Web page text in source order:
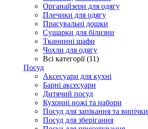
Органайзери для одягу
Плечики для одягу
Прасувальні дошки
Сушарки для білизни
Тканинні шафи
Чохли для одягу
Всі категорії (11)
Посуд
Аксесуари для кухні
Барні аксесуари
Дитячий посуд
Кухонні ножі та набори
Посуд для запікання та випічки
Посуд для зберігання